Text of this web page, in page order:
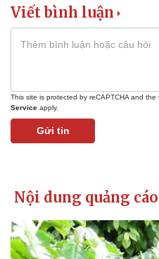
Viết bình luận
This site is protected by reCAPTCHA and the
Service apply.
Gửi tin